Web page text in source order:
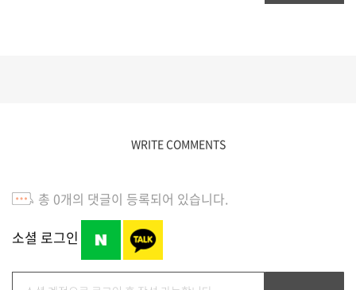
WRITE COMMENTS
총 0개의 댓글이 등록되어 있습니다.
소셜 로그인